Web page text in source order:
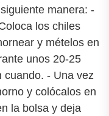
manera: -
los chiles
y mételos en
unos 20-25
cuando. - Una vez
y colócalos en
la bolsa y deja